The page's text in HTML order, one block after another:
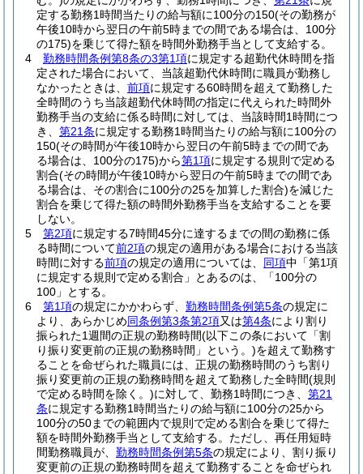
定する勤務1時間当たりの給与額に100分の150(その勤務が
午後10時から翌日の午前5時までの間である場合は、100分
の175)を乗じて得た額を時間外勤務手当として支給する。
4
勤務時間条例第8条の3第1項に規定する超勤代休時間を指
定された場合において、当該超勤代休時間に職員が勤務し
なかったときは、 前項に規定する60時間を超えて勤務した
全時間のうち当該超勤代休時間の指定に代えられた時間外
勤務手当の支給に係る時間に対しては、当該時間1時間につ
き、 第21条に規定する勤務1時間当たりの給与額に100分の
150(その時間が午後10時から翌日の午前5時までの間であ
る場合は、100分の175)から第1項に規定する規則で定める
割合(その時間が午後10時から翌日の午前5時までの間であ
る場合は、その割合に100分の25を加算した割合)を減じた
割合を乗じて得た額の時間外勤務手当を支給することを要
しない。
5
第2項に規定する7時間45分に達するまでの間の勤務に係
る時間について前2項の規定の適用がある場合における当該
時間に対する前項の規定の適用については、 同項中「第1項
に規定する規則で定める割合」とあるのは、「100分の
100」とする。
6
第1項の規定にかかわらず、 勤務時間条例第5条の規定に
より、あらかじめ同条例第3条第2項又は第4条により割り
振られた1週間の正規の勤務時間(以下この条において「割
り振り変更前の正規の勤務時間」という。)を超えて勤務す
ることを命ぜられた職員には、正規の勤務時間のうち割り
振り変更前の正規の勤務時間を超えて勤務した全時間(規則
で定める時間を除く。)に対して、勤務1時間につき、 第21
条に規定する勤務1時間当たりの給与額に100分の25から
100分の50までの範囲内で規則で定める割合を乗じて得た
額を時間外勤務手当として支給する。 ただし、再任用短時
間勤務職員が、 勤務時間条例第5条の規定により、割り振り
変更前の正規の勤務時間を超えて勤務することを命ぜられ